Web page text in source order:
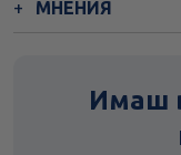
МНЕНИЯ
Имаш